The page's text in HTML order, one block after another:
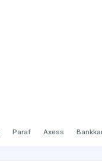
Paraf Axess